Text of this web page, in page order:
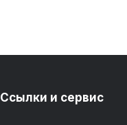
Ссылки и сервис